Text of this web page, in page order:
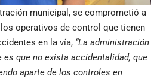
municipal, se comprometió a
operativos de control que tienen
en la vía, “La administración
es que no exista accidentalidad, que
aparte de los controles en